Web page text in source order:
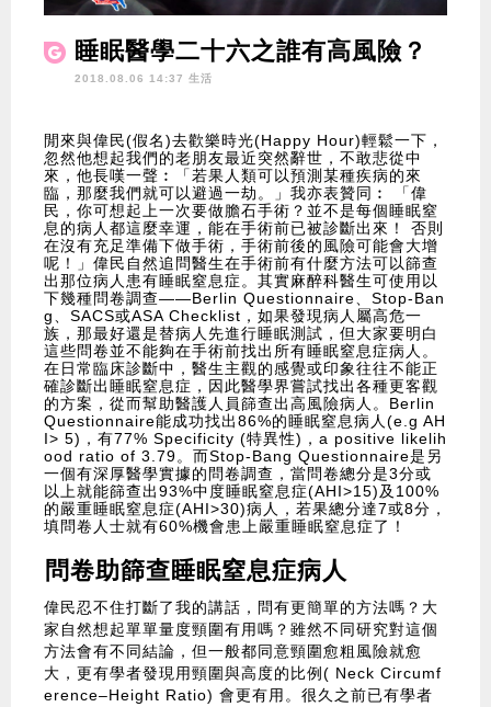
睡眠醫學二十六之誰有高風險？
2018.08.06 14:37 生活
閒來與偉民(假名)去歡樂時光(Happy Hour)輕鬆一下，
忽然他想起我們的老朋友最近突然辭世，不敢悲從中
來，他長嘆一聲︰「若果人類可以預測某種疾病的來
臨，那麼我們就可以避過一劫。」我亦表贊同︰ 「偉
民，你可想起上一次要做膽石手術？並不是每個睡眠窒
息的病人都這麼幸運，能在手術前已被診斷出來！ 否則
在沒有充足準備下做手術，手術前後的風險可能會大增
呢！」偉民自然追問醫生在手術前有什麼方法可以篩查
出那位病人患有睡眠窒息症。其實麻醉科醫生可使用以
下幾種問卷調查——Berlin Questionnaire、Stop-Ban
g、SACS或ASA Checklist，如果發現病人屬高危一
族，那最好還是替病人先進行睡眠測試，但大家要明白
這些問卷並不能夠在手術前找出所有睡眠窒息症病人。
在日常臨床診斷中，醫生主觀的感覺或印象往往不能正
確診斷出睡眠窒息症，因此醫學界嘗試找出各種更客觀
的方案，從而幫助醫護人員篩查出高風險病人。Berlin
Questionnaire能成功找出86%的睡眠窒息病人(e.g AH
I> 5)，有77% Specificity (特異性)，a positive likelih
ood ratio of 3.79。而Stop-Bang Questionnaire是另
一個有深厚醫學實據的問卷調查，當問卷總分是3分或
以上就能篩查出93%中度睡眠窒息症(AHI>15)及100%
的嚴重睡眠窒息症(AHI>30)病人，若果總分達7或8分，
填問卷人士就有60%機會患上嚴重睡眠窒息症了！
問卷助篩查睡眠窒息症病人
偉民忍不住打斷了我的講話，問有更簡單的方法嗎？大
家自然想起單單量度頸圍有用嗎？雖然不同研究對這個
方法會有不同結論，但一般都同意頸圍愈粗風險就愈
大，更有學者發現用頸圍與高度的比例( Neck Circumf
erence–Height Ratio) 會更有用。很久之前已有學者